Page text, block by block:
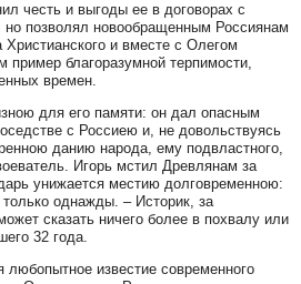
честь и выгоды ее в договорах с
позволял новообращенным Россиянам
Христианского и вместе с Олегом
пример благоразумной терпимости,
времен.
для его памяти: он дал опасным
с Россиею и, не довольствуясь
данию народа, ему подвластного,
Игорь мстил Древлянам за
унижается местию долговременною:
только однажды. – Историк, за
сказать ничего более в похвалу или
32 года.
любопытное известие современного